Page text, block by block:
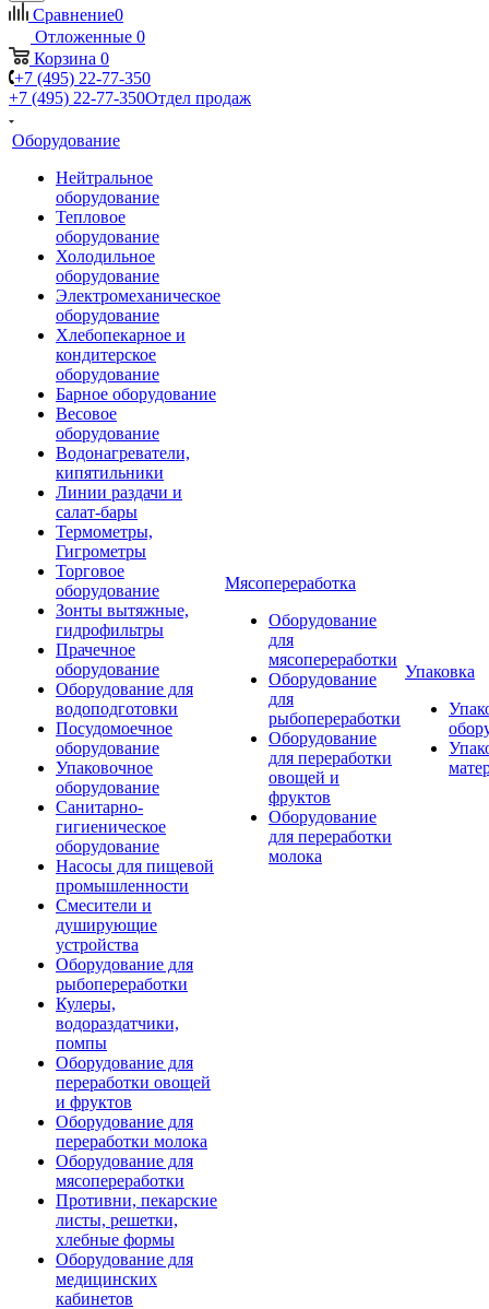
Сравнение0
Отложенные 0
Корзина 0
+7 (495) 22-77-350
+7 (495) 22-77-350Отдел продаж
Оборудование
Нейтральное
оборудование
Тепловое
оборудование
Холодильное
оборудование
Электромеханическое
оборудование
Хлебопекарное и
кондитерское
оборудование
Барное оборудование
Весовое
оборудование
Водонагреватели,
кипятильники
Линии раздачи и
салат-бары
Термометры,
Гигрометры
Торговое
оборудование
Зонты вытяжные,
гидрофильтры
Прачечное
оборудование
Оборудование для
водоподготовки
Посудомоечное
оборудование
Упаковочное
оборудование
Санитарно-
гигиеническое
оборудование
Насосы для пищевой
промышленности
Смесители и
душирующие
устройства
Оборудование для
рыбопереработки
Кулеры,
водораздатчики,
помпы
Оборудование для
переработки овощей
и фруктов
Оборудование для
переработки молока
Оборудование для
мясопереработки
Противни, пекарские
листы, решетки,
хлебные формы
Оборудование для
медицинских
кабинетов
Мясопереработка
Оборудование
для
мясопереработки
Оборудование
для
рыбопереработки
Оборудование
для переработки
овощей и
фруктов
Оборудование
для переработки
молока
Упаковка